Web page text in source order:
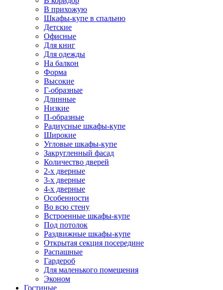
В прихожую
Шкафы-купе в спальню
Детские
Офисные
Для книг
Для одежды
На балкон
Форма
Высокие
Г-образные
Длинные
Низкие
П-образные
Радиусные шкафы-купе
Широкие
Угловые шкафы-купе
Закругленный фасад
Количество дверей
2-х дверные
3-х дверные
4-х дверные
Особенности
Во всю стену
Встроенные шкафы-купе
Под потолок
Раздвижные шкафы-купе
Открытая секция посередине
Распашные
Гардероб
Для маленького помещения
Эконом
Гостиные